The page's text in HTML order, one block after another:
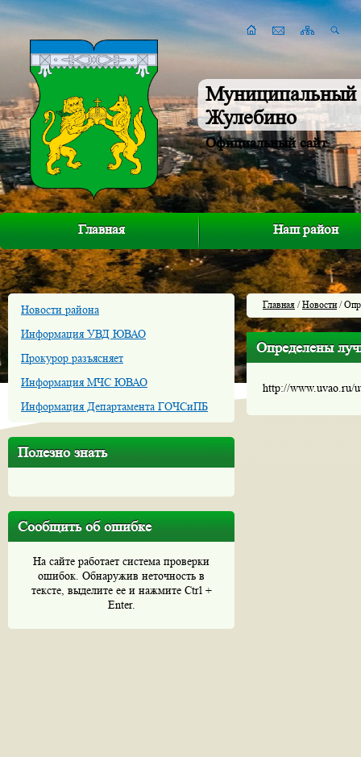
Муниципальный
Жулебино
Официальный сайт
Главная Наш район
Новости района
Информация УВД ЮВАО
Прокурор разъясняет
Информация МЧС ЮВАО
Информация Департамента ГОЧСиПБ
Полезно знать
Сообщить об ошибке
На сайте работает система проверки
ошибок. Обнаружив неточность в
тексте, выделите ее и нажмите Ctrl +
Enter.
Главная /Новости/
Определены
http://www.uvao.ru/